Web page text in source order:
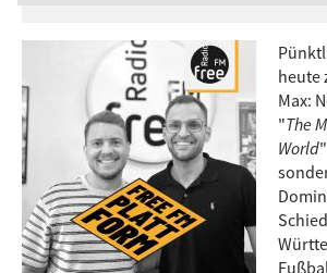
heute
Max:
"The
World